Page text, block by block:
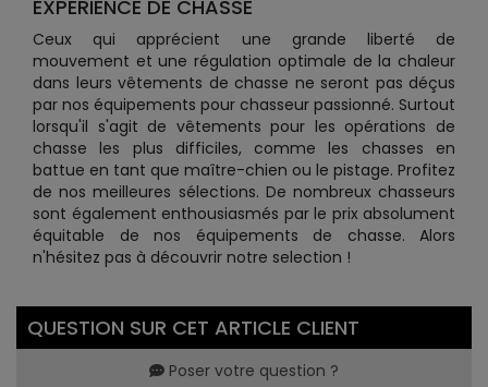
EXPÉRIENCE DE CHASSE
Ceux qui apprécient une grande liberté de
mouvement et une régulation optimale de la chaleur
dans leurs vêtements de chasse ne seront pas déçus
par nos équipements pour chasseur passionné. Surtout
lorsqu'il s'agit de vêtements pour les opérations de
chasse les plus difficiles, comme les chasses en
battue en tant que maître-chien ou le pistage. Profitez
de nos meilleures sélections. De nombreux chasseurs
sont également enthousiasmés par le prix absolument
équitable de nos équipements de chasse. Alors
n'hésitez pas à découvrir notre selection !
QUESTION SUR CET ARTICLE CLIENT
Poser votre question ?